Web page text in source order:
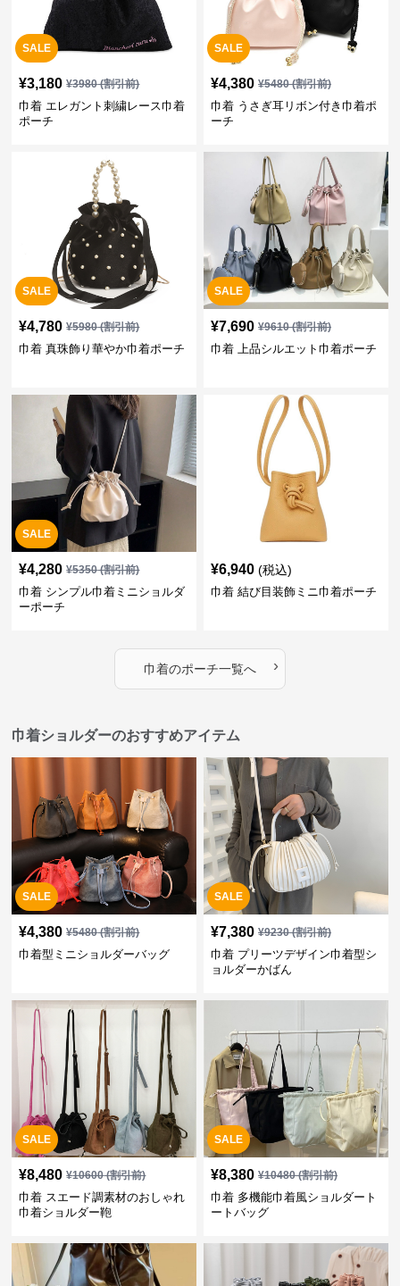
SALE
¥3,180 ¥3980(割引前)
巾着 エレガント刺繍レース巾着
ポーチ
SALE
¥4,380 ¥5480(割引前)
巾着 うさぎ耳リボン付き巾着ポ
ーチ
SALE
¥4,780 ¥5980(割引前)
巾着 真珠飾り華やか巾着ポーチ
SALE
¥7,690 ¥9610(割引前)
巾着 上品シルエット巾着ポーチ
SALE
¥4,280 ¥5350(割引前)
巾着 シンプル巾着ミニショルダ
ーポーチ
¥6,940 (税込)
巾着 結び目装飾ミニ巾着ポーチ
巾着のポーチ一覧へ ›
巾着ショルダーのおすすめアイテム
SALE
¥4,380 ¥5480(割引前)
巾着型ミニショルダーバッグ
SALE
¥7,380 ¥9230(割引前)
巾着 プリーツデザイン巾着型シ
ョルダーかばん
SALE
¥8,480 ¥10600(割引前)
巾着 スエード調素材のおしゃれ
巾着ショルダー鞄
SALE
¥8,380 ¥10480(割引前)
巾着 多機能巾着風ショルダート
ートバッグ